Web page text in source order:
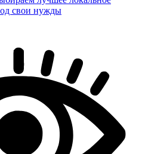
свои нужды